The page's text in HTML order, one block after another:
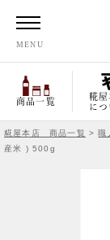
MENU
商品一覧
糀屋
につ
糀屋本店 商品一覧 >職
産米 ) 500g